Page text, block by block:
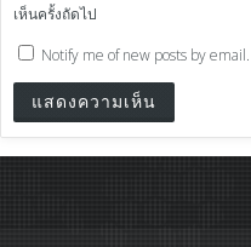
เห็นครั้งถัดไป
Notify me of new posts by email.